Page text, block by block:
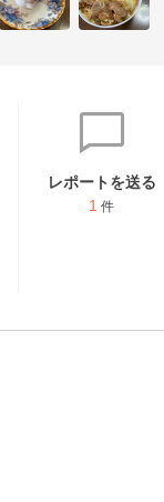
レポートを送る
1 件